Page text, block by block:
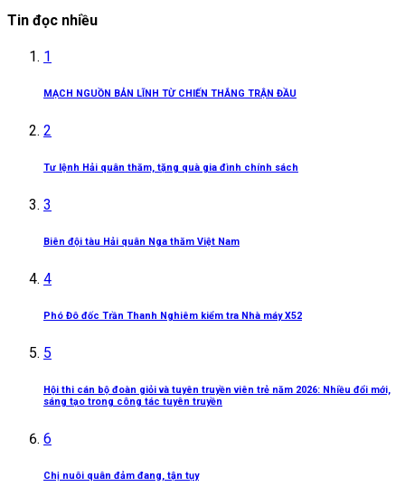
Tin đọc nhiều
1
MẠCH NGUỒN BẢN LĨNH TỪ CHIẾN THẮNG TRẬN ĐẦU
2
Tư lệnh Hải quân thăm, tặng quà gia đình chính sách
3
Biên đội tàu Hải quân Nga thăm Việt Nam
4
Phó Đô đốc Trần Thanh Nghiêm kiểm tra Nhà máy X52
5
Hội thi cán bộ đoàn giỏi và tuyên truyền viên trẻ năm 2026: Nhiều đổi mới,
sáng tạo trong công tác tuyên truyền
6
Chị nuôi quân đảm đang, tận tụy